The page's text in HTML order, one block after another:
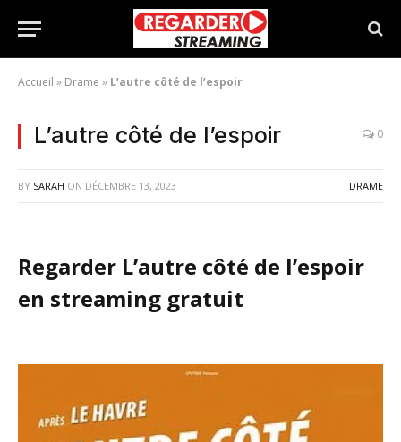
Accueil » Drame » L’autre côté de l’espoir
L’autre côté de l’espoir 0
BY SARAH ON DÉCEMBRE 13, 2023 DRAME
Regarder L’autre côté de l’espoir
en streaming gratuit